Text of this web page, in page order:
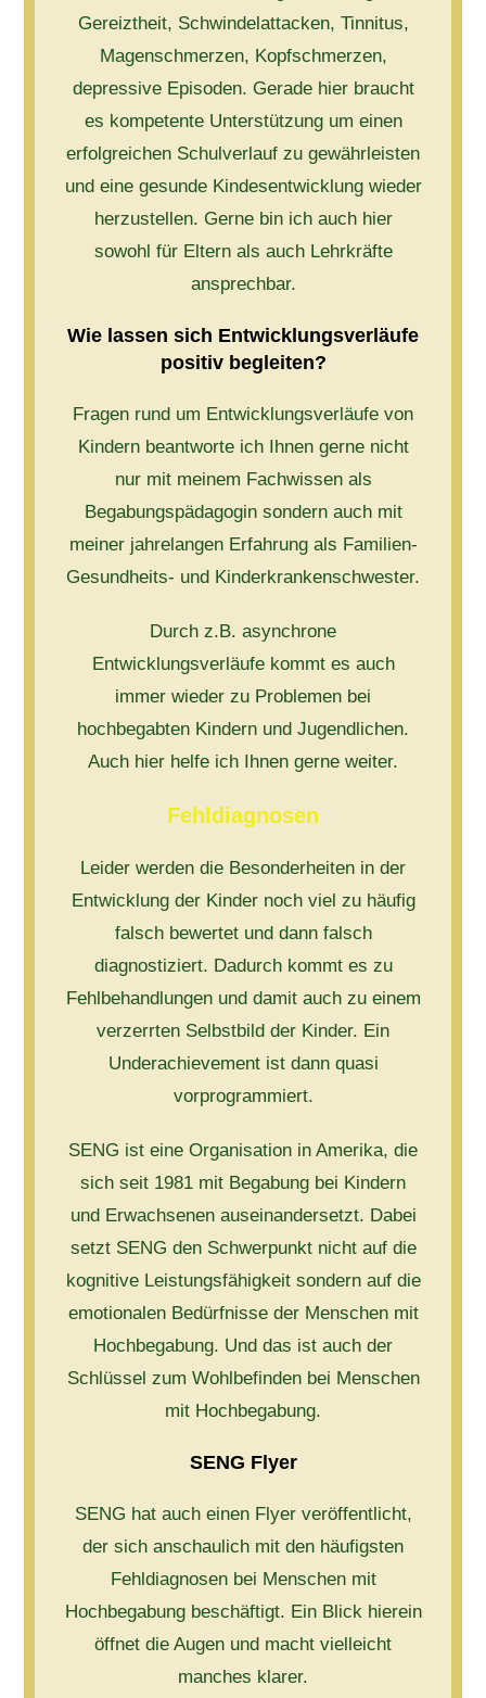
Gereiztheit, Schwindelattacken, Tinnitus,
Magenschmerzen, Kopfschmerzen,
depressive Episoden. Gerade hier braucht
es kompetente Unterstützung um einen
erfolgreichen Schulverlauf zu gewährleisten
und eine gesunde Kindesentwicklung wieder
herzustellen. Gerne bin ich auch hier
sowohl für Eltern als auch Lehrkräfte
ansprechbar.
Wie lassen sich Entwicklungsverläufe
positiv begleiten?
Fragen rund um Entwicklungsverläufe von
Kindern beantworte ich Ihnen gerne nicht
nur mit meinem Fachwissen als
Begabungspädagogin sondern auch mit
meiner jahrelangen Erfahrung als Familien-
Gesundheits- und Kinderkrankenschwester.
Durch z.B. asynchrone
Entwicklungsverläufe kommt es auch
immer wieder zu Problemen bei
hochbegabten Kindern und Jugendlichen.
Auch hier helfe ich Ihnen gerne weiter.
Fehldiagnosen
Leider werden die Besonderheiten in der
Entwicklung der Kinder noch viel zu häufig
falsch bewertet und dann falsch
diagnostiziert. Dadurch kommt es zu
Fehlbehandlungen und damit auch zu einem
verzerrten Selbstbild der Kinder. Ein
Underachievement ist dann quasi
vorprogrammiert.
SENG ist eine Organisation in Amerika, die
sich seit 1981 mit Begabung bei Kindern
und Erwachsenen auseinandersetzt. Dabei
setzt SENG den Schwerpunkt nicht auf die
kognitive Leistungsfähigkeit sondern auf die
emotionalen Bedürfnisse der Menschen mit
Hochbegabung. Und das ist auch der
Schlüssel zum Wohlbefinden bei Menschen
mit Hochbegabung.
SENG Flyer
SENG hat auch einen Flyer veröffentlicht,
der sich anschaulich mit den häufigsten
Fehldiagnosen bei Menschen mit
Hochbegabung beschäftigt. Ein Blick hierein
öffnet die Augen und macht vielleicht
manches klarer.